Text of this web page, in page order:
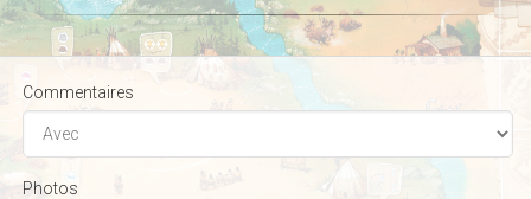
Commentaires
Photos